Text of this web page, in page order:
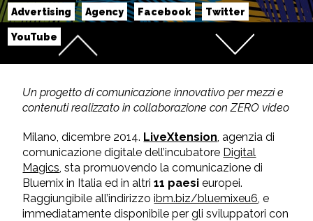
Advertising Agency Facebook Twitter
YouTube
Un progetto di comunicazione innovativo per mezzi e
contenuti realizzato in collaborazione con ZERO video
Milano, dicembre 2014. LiveXtension, agenzia di
comunicazione digitale dell’incubatore Digital
Magics, sta promuovendo la comunicazione di
Bluemix in Italia ed in altri 11 paesieuropei.
Raggiungibile all’indirizzoibm.biz/bluemixeu6, e
immediatamente disponibile per gli sviluppatori con